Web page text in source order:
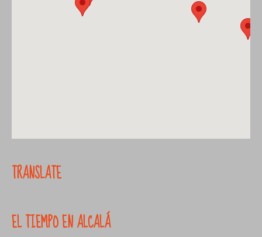
TRANSLATE
EL TIEMPO EN ALCALÁ